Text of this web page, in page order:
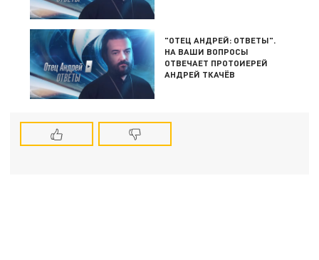
"ОТЕЦ АНДРЕЙ: ОТВЕТЫ".
НА ВАШИ ВОПРОСЫ
ОТВЕЧАЕТ ПРОТОИЕРЕЙ
АНДРЕЙ ТКАЧЁВ